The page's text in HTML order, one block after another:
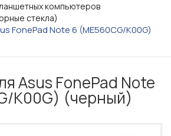
компьютеров
стекла)
FonePad Note 6 (ME560CG/K00G)
Asus FonePad Note
K00G) (черный)